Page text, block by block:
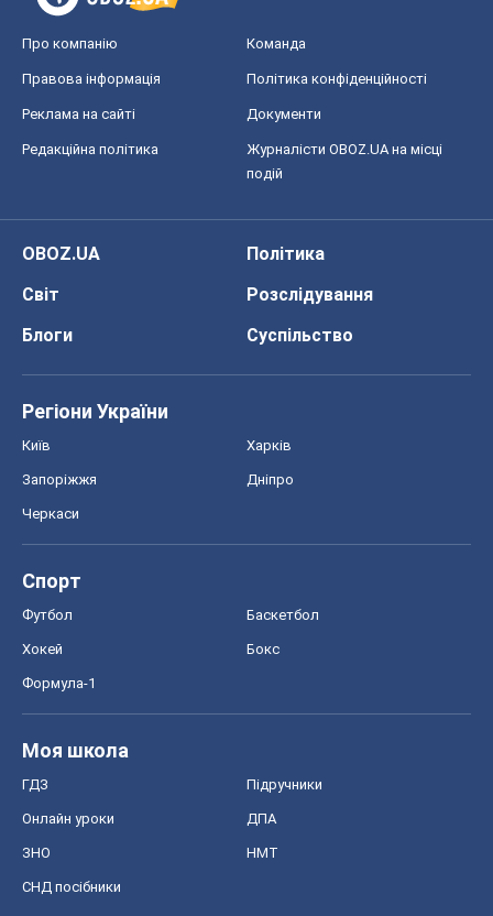
Про компанію Команда
Правова інформація Політика конфіденційності
Реклама на сайті Документи
Редакційна політика
Журналісти OBOZ.UA на місці
подій
OBOZ.UA
Політика
Світ
Розслідування
Блоги
Суспільство
Регіони України
Київ Харків
Запоріжжя Дніпро
Черкаси
Спорт
Футбол Баскетбол
Хокей Бокс
Формула-1
Моя школа
ГДЗ Підручники
Онлайн уроки ДПА
ЗНО НМТ
СНД посібники